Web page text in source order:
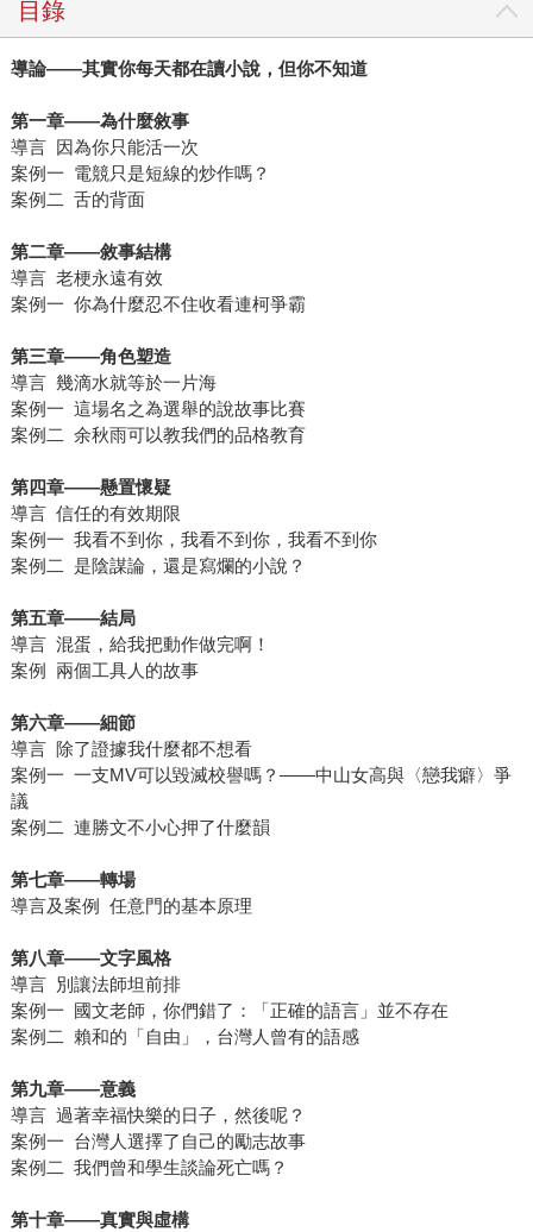
目錄
導論——其實你每天都在讀小說，但你不知道
第一章——為什麼敘事
導言 因為你只能活一次
案例一 電競只是短線的炒作嗎？
案例二 舌的背面
第二章——敘事結構
導言 老梗永遠有效
案例一 你為什麼忍不住收看連柯爭霸
第三章——角色塑造
導言 幾滴水就等於一片海
案例一 這場名之為選舉的說故事比賽
案例二 余秋雨可以教我們的品格教育
第四章——懸置懷疑
導言 信任的有效期限
案例一 我看不到你，我看不到你，我看不到你
案例二 是陰謀論，還是寫爛的小說？
第五章——結局
導言 混蛋，給我把動作做完啊！
案例 兩個工具人的故事
第六章——細節
導言 除了證據我什麼都不想看
案例一 一支MV可以毀滅校譽嗎？——中山女高與〈戀我癖〉爭
議
案例二 連勝文不小心押了什麼韻
第七章——轉場
導言及案例 任意門的基本原理
第八章——文字風格
導言 別讓法師坦前排
案例一 國文老師，你們錯了：「正確的語言」並不存在
案例二 賴和的「自由」，台灣人曾有的語感
第九章——意義
導言 過著幸福快樂的日子，然後呢？
案例一 台灣人選擇了自己的勵志故事
案例二 我們曾和學生談論死亡嗎？
第十章——真實與虛構